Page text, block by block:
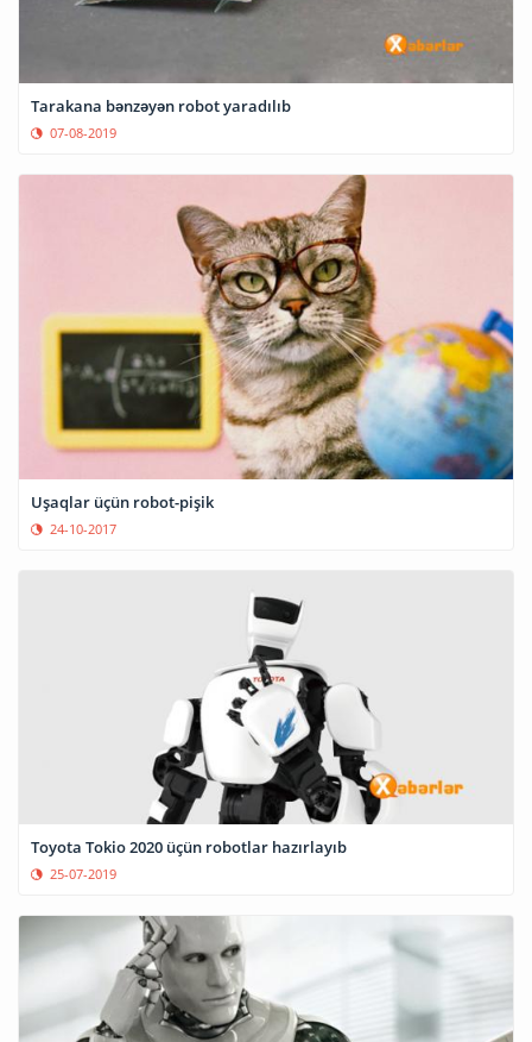
Tarakana bənzəyən robot yaradılıb
07-08-2019
Uşaqlar üçün robot-pişik
24-10-2017
Toyota Tokio 2020 üçün robotlar hazırlayıb
25-07-2019